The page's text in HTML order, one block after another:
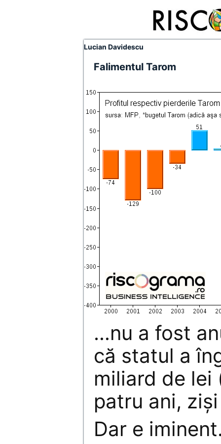
Lucian Davidescu
Falimentul Tarom
…nu a fost
că statul a
miliard de lei
patru ani, zişi
Dar e